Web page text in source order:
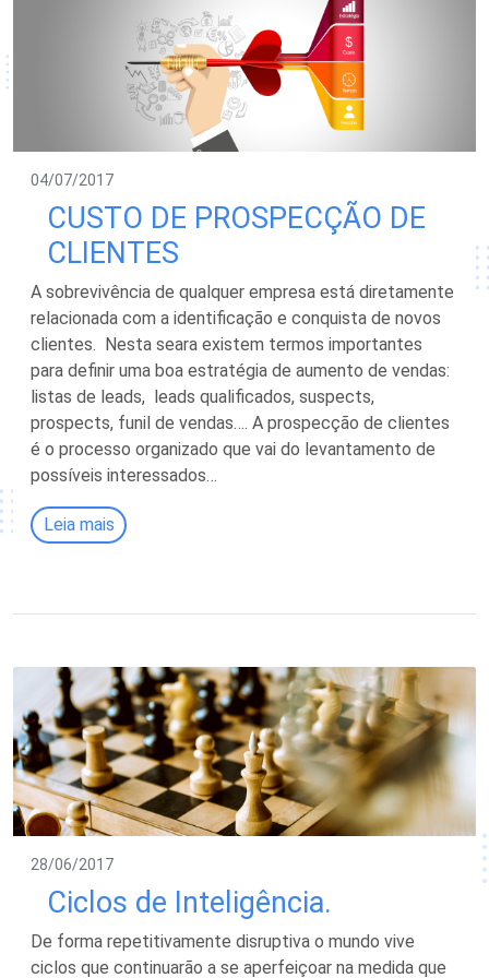
04/07/2017
CUSTO DE PROSPECÇÃO DE
CLIENTES
A sobrevivência de qualquer empresa está diretamente
relacionada com a identificação e conquista de novos
clientes. Nesta seara existem termos importantes
para definir uma boa estratégia de aumento de vendas:
listas de leads, leads qualificados, suspects,
prospects, funil de vendas…. A prospecção de clientes
é o processo organizado que vai do levantamento de
possíveis interessados…
Leia mais
28/06/2017
Ciclos de Inteligência.
De forma repetitivamente disruptiva o mundo vive
ciclos que continuarão a se aperfeiçoar na medida que